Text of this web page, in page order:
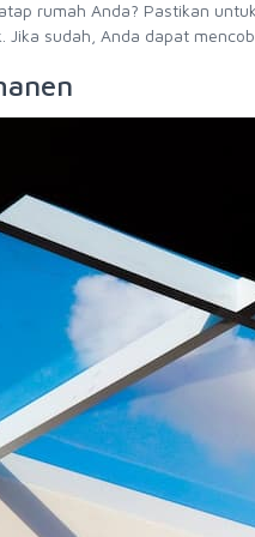
rumah Anda? Pastikan
sudah, Anda dapat